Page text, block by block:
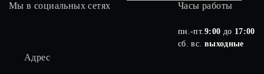
Мы в социальных сетях Часы работы
пн.-пт.9:00 до 17:00
сб. вс. выходные
Адрес